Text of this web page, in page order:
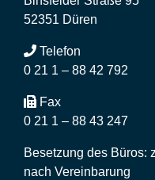
52351 Düren
Telefon
0 21 1 – 88 42 792
Fax
0 21 1 – 88 43 247
Besetzung des Büros:
nach Vereinbarung